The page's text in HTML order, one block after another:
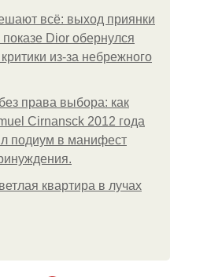
всё: выход приянки
Dior обернулся
из-за небрежного
права выбора: как
Cirnansck 2012 года
подиум в манифест
квартира в лучах